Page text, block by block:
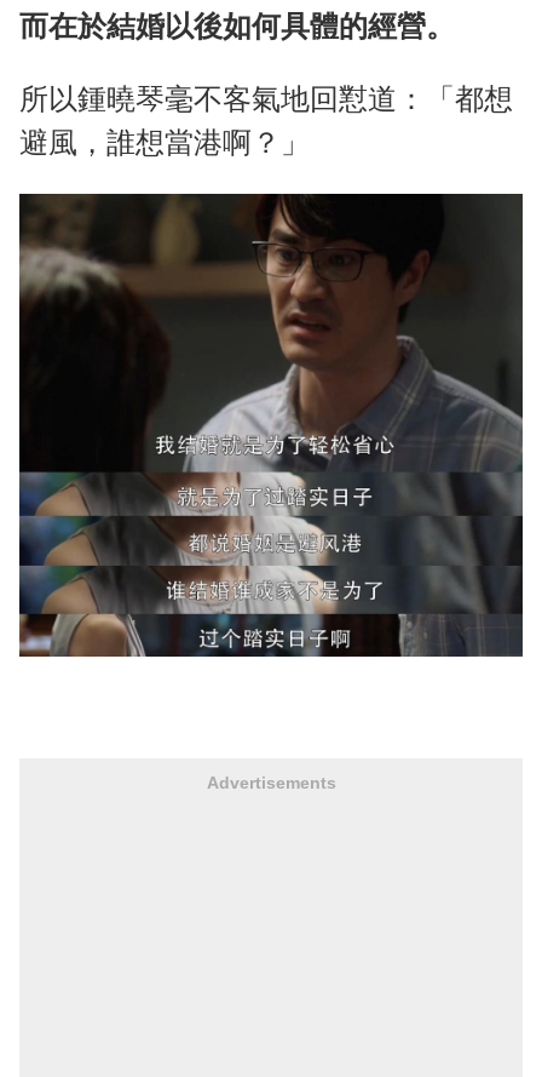
而在於結婚以後如何具體的經營。
所以鍾曉琴毫不客氣地回懟道：「都想
避風，誰想當港啊？」
Advertisements